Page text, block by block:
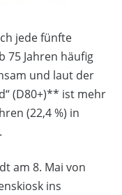
jede fünfte
75 Jahren häufig
und laut der
(D80+)** ist mehr
(22,4 %) in
am 8. Mai von
ins